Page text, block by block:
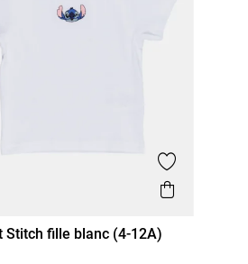
Ajouter
Aperçu
Stitch fille blanc (4-12A)